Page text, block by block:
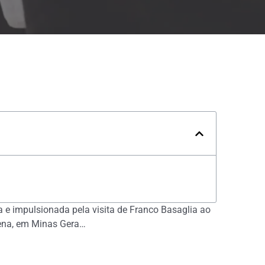
impulsionada pela visita de Franco Basaglia ao
em Minas Gera…